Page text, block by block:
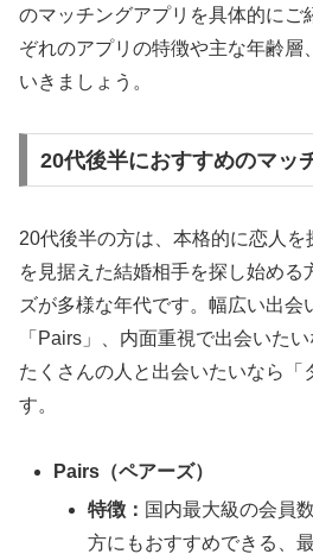
のマッチングアプリを具体的にご
ぞれのアプリの特徴や主な年齢層
いきましょう。
20代後半におすすめのマッ
20代後半の方は、本格的に恋人
を見据えた結婚相手を探し始める
ズが多様な年代です。幅広い出会
「Pairs」、内面重視で出会いた
たくさんの人と出会いたいなら「
す。
Pairs（ペアーズ）
特徴： 国内最大級の会員
方にもおすすめできる、